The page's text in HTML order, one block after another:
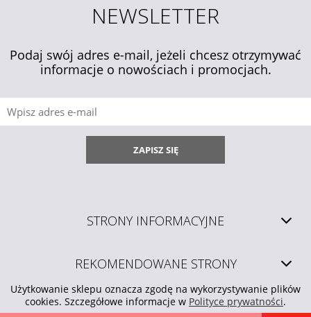
NEWSLETTER
Podaj swój adres e-mail, jeżeli chcesz otrzymywać
informacje o nowościach i promocjach.
ZAPISZ SIĘ
STRONY INFORMACYJNE
REKOMENDOWANE STRONY
Użytkowanie sklepu oznacza zgodę na wykorzystywanie plików
cookies. Szczegółowe informacje w Polityce prywatności.